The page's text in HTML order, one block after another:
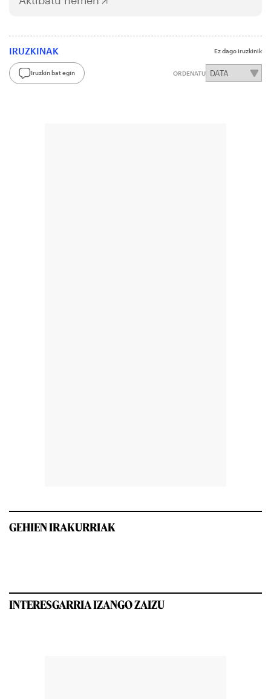
IRUZKINAK Ez dago iruzkinik
Iruzkin bat egin ORDENATU
GEHIEN IRAKURRIAK
INTERESGARRIA IZANGO ZAIZU